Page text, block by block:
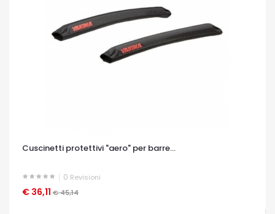
Cuscinetti protettivi "aero" per barre...
0 Revisioni
€ 36,11 € 45,14
OCCHIATA VELOCE